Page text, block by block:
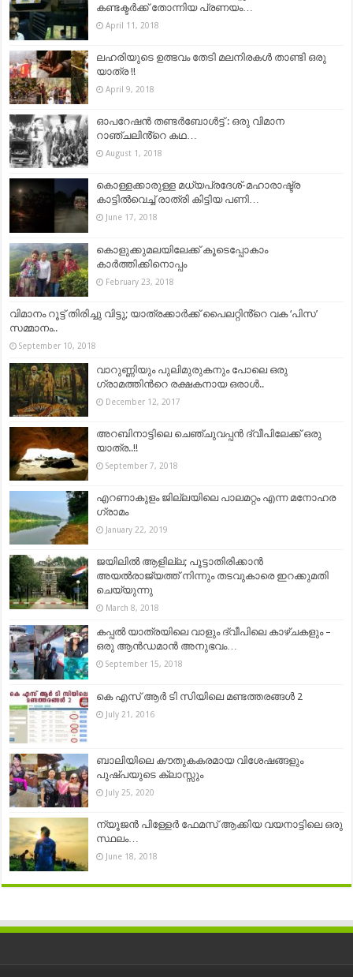
കണ്ടക്ടര്‍ക്ക് തോന്നിയ പ്രണയം…
April 11, 2018
ലഹരിയുടെ ഉത്ഭവം തേടി മലനിരകള്‍ താണ്ടി ഒരു
യാത്ര !!
April 9, 2018
ഓപറേഷൻ തണ്ടർബോൾട്ട് : ഒരു വിമാന
റാഞ്ചലിൻ്റെ കഥ…
August 1, 2018
കൊള്ളക്കാരുള്ള മധ്യപ്രദേശ്-മഹാരാഷ്ട്ര
കാട്ടിൽവെച്ച് രാത്രി കിട്ടിയ പണി…
June 17, 2018
കൊളുക്കുമലയിലേക്ക് കൂടെപ്പോകാം
കാര്‍ത്തിക്കിനൊപ്പം
February 23, 2018
വിമാനം റൂട്ട് തിരിച്ചു വിട്ടു; യാത്രക്കാർക്ക് പൈലറ്റിൻ്റെ വക ‘പിസ’
സമ്മാനം..
September 10, 2018
വാറുണ്ണിയും പുലിമുരുകനും പോലെ ഒരു
ഗ്രാമത്തിന്‍റെ രക്ഷകനായ ഒരാള്‍..
December 12, 2017
അറബിനാട്ടിലെ ചെഞ്ചുവപ്പൻ ദ്വീപിലേക്ക് ഒരു
യാത്ര..!!
September 7, 2018
എറണാകുളം ജില്ലയിലെ പാലമറ്റം എന്ന മനോഹര
ഗ്രാമം
January 22, 2019
ജയിലില്‍ ആളില്ല; പൂട്ടാതിരിക്കാന്‍
അയല്‍രാജ്യത്ത് നിന്നും തടവുകാരെ ഇറക്കുമതി
ചെയ്യുന്നു
March 8, 2018
കപ്പൽ യാത്രയിലെ വാളും ദ്വീപിലെ കാഴ്ചകളും –
ഒരു ആൻഡമാൻ അനുഭവം…
September 15, 2018
കെ എസ് ആർ ടി സിയിലെ മണ്ടത്തരങ്ങൾ 2
July 21, 2016
ബാലിയിലെ കൗതുകകരമായ വിശേഷങ്ങളും
പുഷ്‌പയുടെ ക്ലാസ്സും
July 25, 2020
ന്യൂജൻ പിള്ളേർ ഫേമസ് ആക്കിയ വയനാട്ടിലെ ഒരു
സ്ഥലം…
June 18, 2018